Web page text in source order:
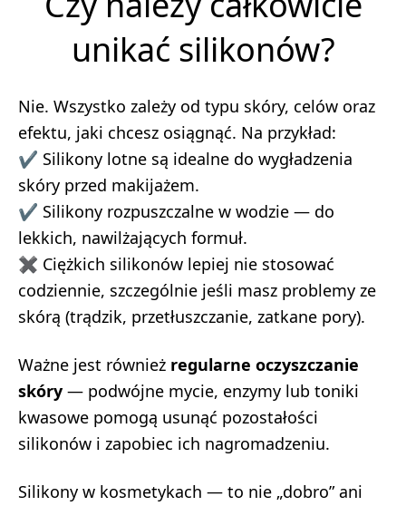
unikać silikonów?
Nie. Wszystko zależy od typu skóry, celów oraz
efektu, jaki chcesz osiągnąć. Na przykład:
✔ Silikony lotne są idealne do wygładzenia
skóry przed makijażem.
✔ Silikony rozpuszczalne w wodzie — do
lekkich, nawilżających formuł.
✖ Ciężkich silikonów lepiej nie stosować
codziennie, szczególnie jeśli masz problemy ze
skórą (trądzik, przetłuszczanie, zatkane pory).
Ważne jest również regularne oczyszczanie
skóry — podwójne mycie, enzymy lub toniki
kwasowe pomogą usunąć pozostałości
silikonów i zapobiec ich nagromadzeniu.
Silikony w kosmetykach — to nie „dobro” ani